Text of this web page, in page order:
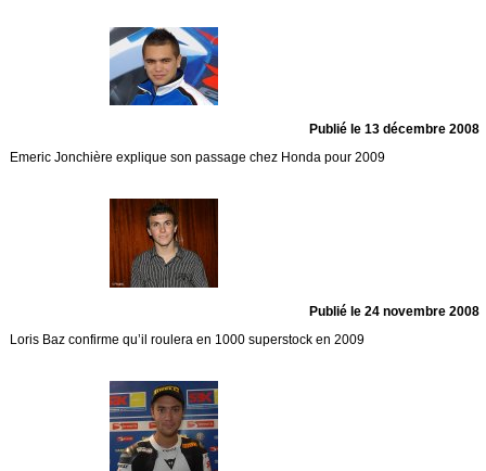
Publié le 13 décembre 2008
Emeric Jonchière explique son passage chez Honda pour 2009
Publié le 24 novembre 2008
Loris Baz confirme qu’il roulera en 1000 superstock en 2009